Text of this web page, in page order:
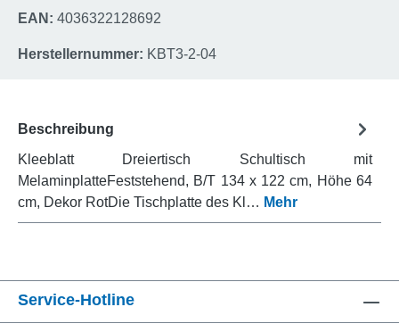
EAN: 4036322128692
Herstellernummer: KBT3-2-04
Beschreibung
Kleeblatt Dreiertisch Schultisch mit
MelaminplatteFeststehend, B/T 134 x 122 cm, Höhe 64
cm, Dekor RotDie Tischplatte des Kl… Mehr
Service-Hotline